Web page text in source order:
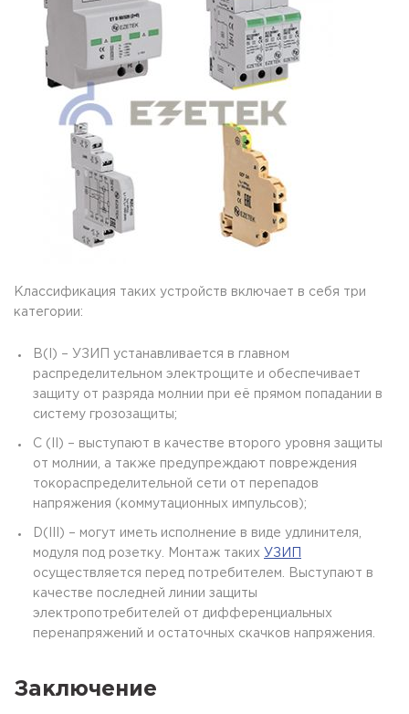
Классификация таких устройств включает в себя три
категории:
B(I) – УЗИП устанавливается в главном
распределительном электрощите и обеспечивает
защиту от разряда молнии при её прямом попадании в
систему грозозащиты;
C (II) – выступают в качестве второго уровня защиты
от молнии, а также предупреждают повреждения
токораспределительной сети от перепадов
напряжения (коммутационных импульсов);
D(III) – могут иметь исполнение в виде удлинителя,
модуля под розетку. Монтаж таких УЗИП
осуществляется перед потребителем. Выступают в
качестве последней линии защиты
электропотребителей от дифференциальных
перенапряжений и остаточных скачков напряжения.
Заключение